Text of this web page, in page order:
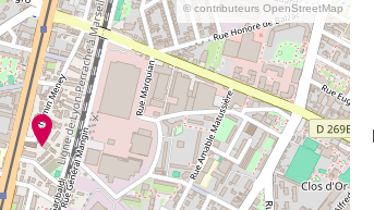
© contributeurs OpenStreetMap